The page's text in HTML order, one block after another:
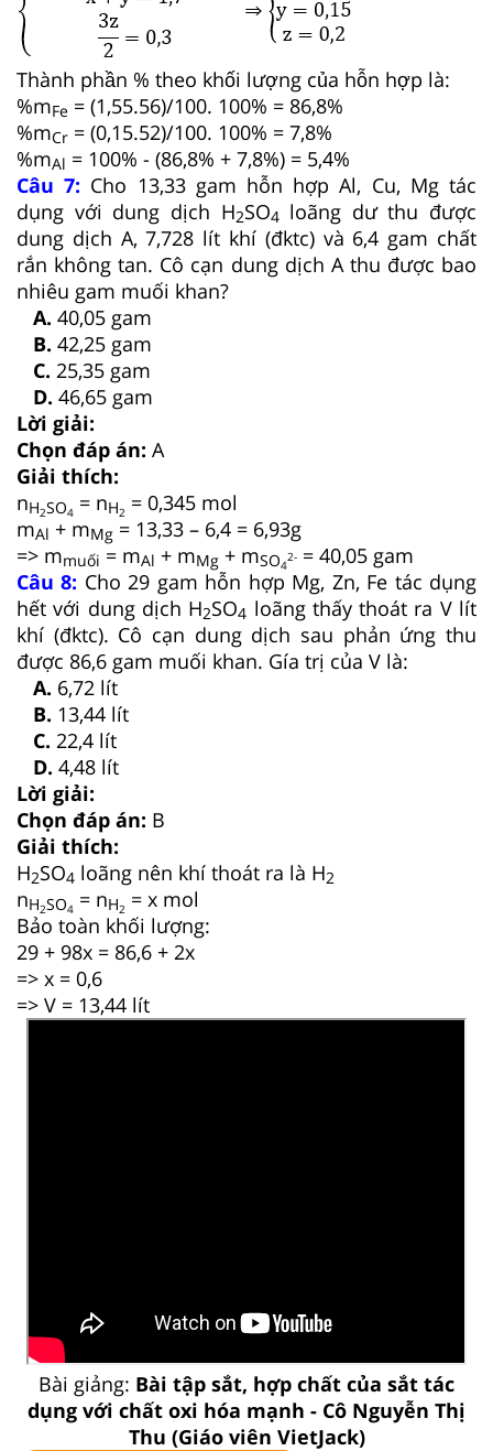
Thành phần % theo khối lượng của hỗn hợp là:
%mFe = (1,55.56)/100. 100% = 86,8%
%mCr = (0,15.52)/100. 100% = 7,8%
%mAl = 100% - (86,8% + 7,8%) = 5,4%
Câu 7: Cho 13,33 gam hỗn hợp Al, Cu, Mg tác
dụng với dung dịch H2SO4 loãng dư thu được
dung dịch A, 7,728 lít khí (đktc) và 6,4 gam chất
rắn không tan. Cô cạn dung dịch A thu được bao
nhiêu gam muối khan?
A. 40,05 gam
B. 42,25 gam
C. 25,35 gam
D. 46,65 gam
Lời giải:
Chọn đáp án: A
Giải thích:
nH2SO4 = nH2 = 0,345 mol
mAl + mMg = 13,33 – 6,4 = 6,93g
=> mmuối = mAl + mMg + mSO4
2- = 40,05 gam
Câu 8: Cho 29 gam hỗn hợp Mg, Zn, Fe tác dụng
hết với dung dịch H2SO4 loãng thấy thoát ra V lít
khí (đktc). Cô cạn dung dịch sau phản ứng thu
được 86,6 gam muối khan. Gía trị của V là:
A. 6,72 lít
B. 13,44 lít
C. 22,4 lít
D. 4,48 lít
Lời giải:
Chọn đáp án: B
Giải thích:
H2SO4 loãng nên khí thoát ra là H2
nH2SO4 = nH2 = x mol
Bảo toàn khối lượng:
29 + 98x = 86,6 + 2x
=> x = 0,6
=> V = 13,44 lít
Bài giảng: Bài tập sắt, hợp chất của sắt tác
dụng với chất oxi hóa mạnh - Cô Nguyễn Thị
Thu (Giáo viên VietJack)